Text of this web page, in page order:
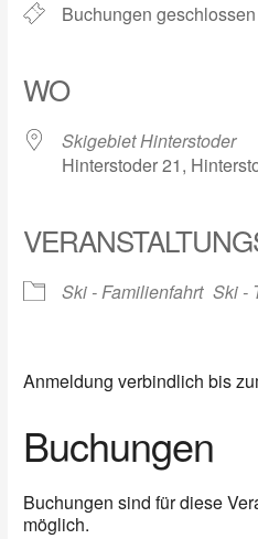
Buchungen geschlossen
WO
Skigebiet Hinterstoder
Hinterstoder 21,
Ski - Familienfahrt Ski -
Anmeldung verbindlich bis
Buchungen
Buchungen sind für diese
möglich.